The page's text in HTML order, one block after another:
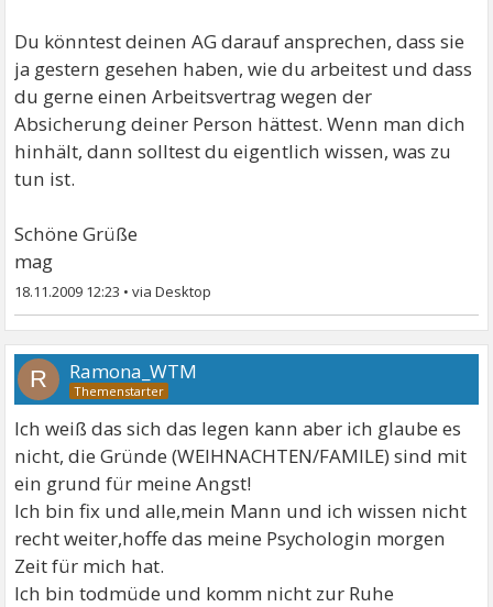
Du könntest deinen AG darauf ansprechen, dass sie
ja gestern gesehen haben, wie du arbeitest und dass
du gerne einen Arbeitsvertrag wegen der
Absicherung deiner Person hättest. Wenn man dich
hinhält, dann solltest du eigentlich wissen, was zu
tun ist.
Schöne Grüße
mag
18.11.2009 12:23 •
R Ramona_WTM
Ich weiß das sich das legen kann aber ich glaube es
nicht, die Gründe (WEIHNACHTEN/FAMILE) sind mit
ein grund für meine Angst!
Ich bin fix und alle,mein Mann und ich wissen nicht
recht weiter,hoffe das meine Psychologin morgen
Zeit für mich hat.
Ich bin todmüde und komm nicht zur Ruhe